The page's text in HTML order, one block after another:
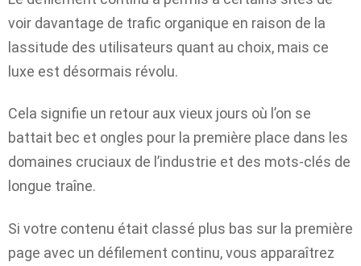
voir davantage de trafic organique en raison de la
lassitude des utilisateurs quant au choix, mais ce
luxe est désormais révolu.
Cela signifie un retour aux vieux jours où l’on se
battait bec et ongles pour la première place dans les
domaines cruciaux de l’industrie et des mots-clés de
longue traîne.
Si votre contenu était classé plus bas sur la première
page avec un défilement continu, vous apparaîtrez